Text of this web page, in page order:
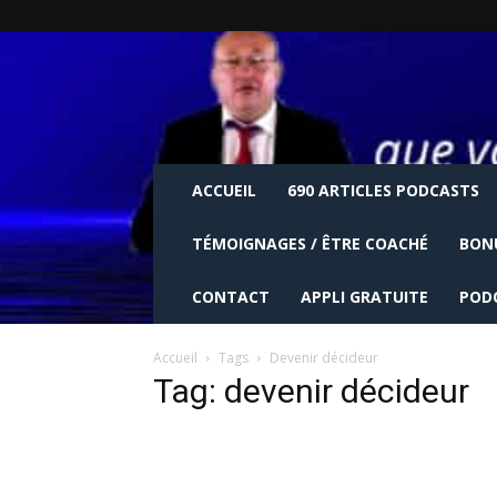
ACCUEIL 690 ARTICLES PODCASTS
TÉMOIGNAGES / ÊTRE COACHÉ
CONTACT APPLI GRATUITE
Accueil Tags Devenir décideur
Tag: devenir décideur